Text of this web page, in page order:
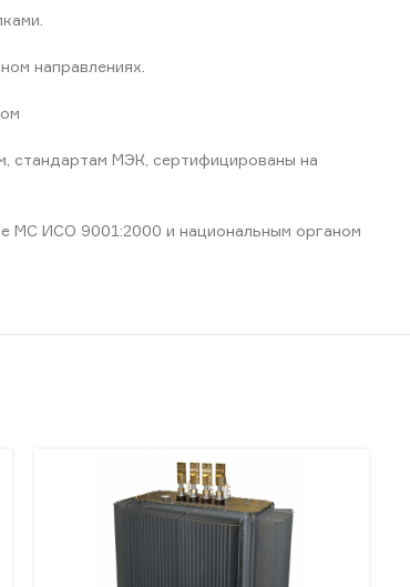
направлениях.
стандартам МЭК, сертифицированы на
МС ИСО 9001:2000 и национальным органом